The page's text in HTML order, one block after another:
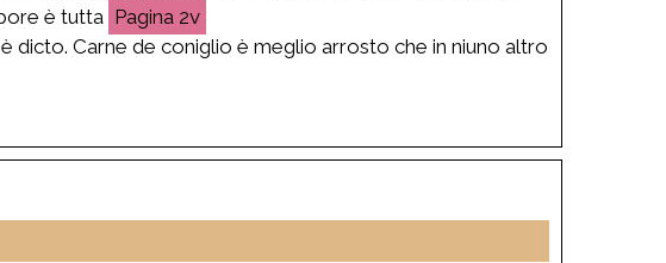
è tutta
2v
dicto. Carne de coniglio è meglio arrosto che in niuno altro